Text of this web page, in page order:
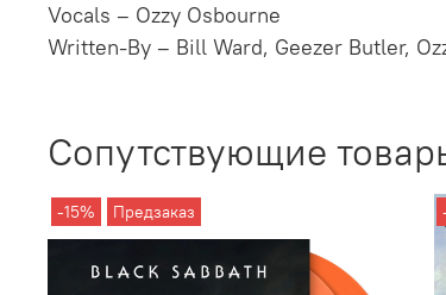
Vocals – Ozzy Osbourne
Written-By – Bill Ward, Geezer Butler,
Сопутствующие
-15% Предзаказ